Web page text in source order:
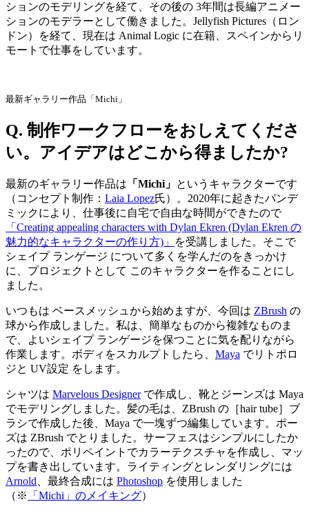
ションのモデリングを経て、その後の 3年間は長編アニメー
ションのモデラーとして働きました。Jellyfish Pictures（ロン
ドン）を経て、現在は Animal Logic に在籍、スペインからリ
モートで仕事をしています。
最新ギャラリー作品「Michi」
Q. 制作ワークフローをおしえてくださ
い。アイデアはどこから得ましたか?
最新のギャラリー作品は 「Michi」 というキャラクターです
（コンセプト制作： Laia Lopez氏）。2020年に起きたパンデ
ミックにより、仕事後に自宅で自由な時間ができたので
「Creating appealing characters with Dylan Ekren (Dylan Ekren の
魅力的なキャラクターの作り方)」
を受講しました。そこで
シェイプ ランゲージ について多くを学んだのをきっかけ
に、プロジェクトとして このキャラクターを作ることにし
ました。
いつもは ベースメッシュから始めますが、今回は ZBrush の
球から作成しました。私は、簡単なものから複雑なものま
で、よいシェイプ ランゲージを保つことに気を配りながら
作業します。ボディをスカルプトしたら、 Maya でリトポロ
ジと UV設定 をします。
シャツは Marvelous Designerで作成し、靴とジーンズは Maya
でモデリングしました。髪の毛は、ZBrush の［hair tube］ブ
ラシで作成した後、Maya で一塊ずつ編集しています。ポー
ズは ZBrush でとりました。サーフェスはシンプルにしたか
ったので、ポリペイントでカラーテクスチャを作成し、マッ
プを書き出しています。ライティングとレンダリングには
Arnold 、最終合成には Photoshop を使用しました
（※
「Michi」のメイキング）